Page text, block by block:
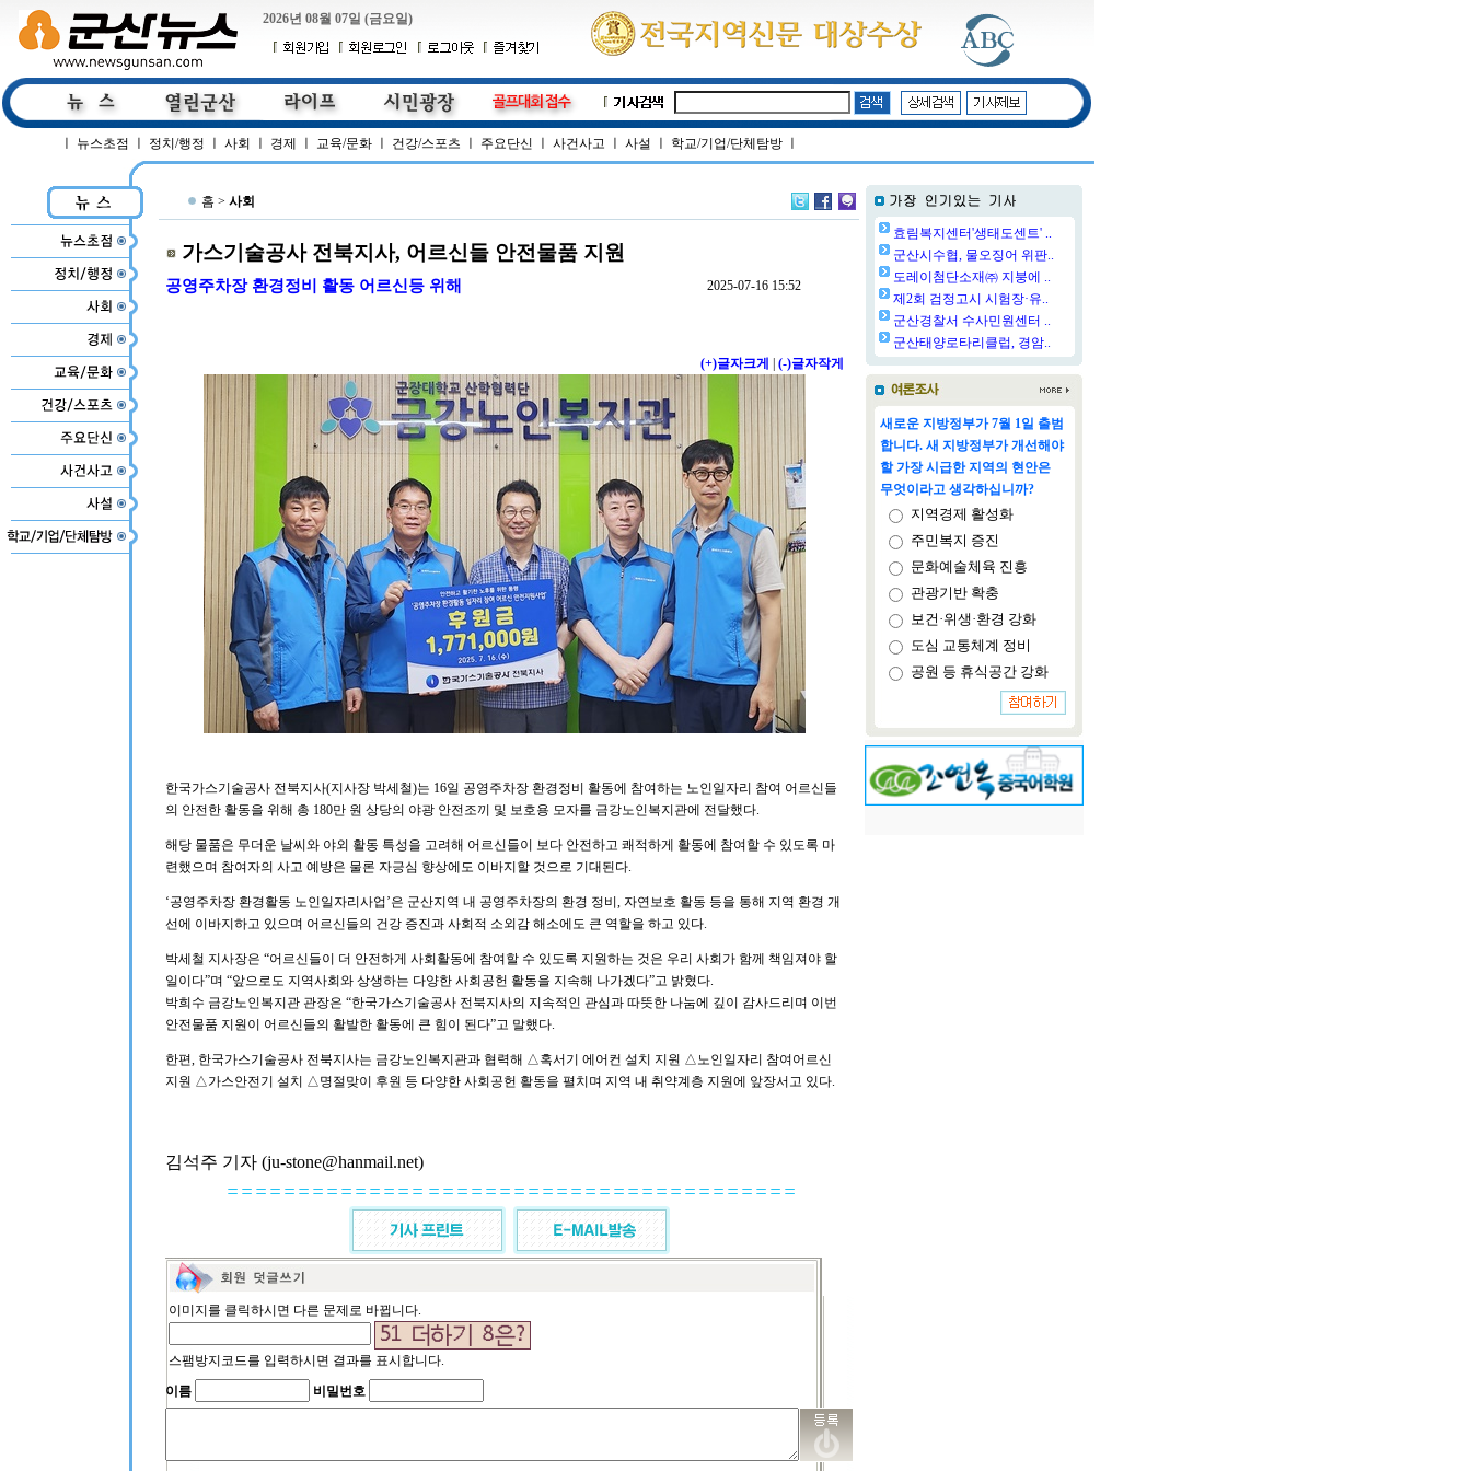
2026년 08월 07일 (금요일)
뉴스초점 정치/행정 사회 경제 교육/문화 건강/스포츠 주요단신 사건사고 사설 학교/기업/단체탐방
홈 > 사회
가스기술공사 전북지사, 어르신들 안전물품 지원
공영주차장 환경정비 활동 어르신등 위해 2025-07-16 15:52
(+)글자크게 (-)글자작게
한국가스기술공사 전북지사(지사장 박세철)는 16일 공영주차장 환경정비 활동에 참여하는 노인일자리 참여 어르신들
의 안전한 활동을 위해 총 180만 원 상당의 야광 안전조끼 및 보호용 모자를 금강노인복지관에 전달했다.
해당 물품은 무더운 날씨와 야외 활동 특성을 고려해 어르신들이 보다 안전하고 쾌적하게 활동에 참여할 수 있도록 마
련했으며 참여자의 사고 예방은 물론 자긍심 향상에도 이바지할 것으로 기대된다.
‘공영주차장 환경활동 노인일자리사업’은 군산지역 내 공영주차장의 환경 정비, 자연보호 활동 등을 통해 지역 환경 개
선에 이바지하고 있으며 어르신들의 건강 증진과 사회적 소외감 해소에도 큰 역할을 하고 있다.
박세철 지사장은 “어르신들이 더 안전하게 사회활동에 참여할 수 있도록 지원하는 것은 우리 사회가 함께 책임져야 할
일이다”며 “앞으로도 지역사회와 상생하는 다양한 사회공헌 활동을 지속해 나가겠다”고 밝혔다.
박희수 금강노인복지관 관장은 “한국가스기술공사 전북지사의 지속적인 관심과 따뜻한 나눔에 깊이 감사드리며 이번
안전물품 지원이 어르신들의 활발한 활동에 큰 힘이 된다”고 말했다.
한편, 한국가스기술공사 전북지사는 금강노인복지관과 협력해 △혹서기 에어컨 설치 지원 △노인일자리 참여어르신
지원 △가스안전기 설치 △명절맞이 후원 등 다양한 사회공헌 활동을 펼치며 지역 내 취약계층 지원에 앞장서고 있다.
김석주 기자 (ju-stone@hanmail.net)
이미지를 클릭하시면 다른 문제로 바뀝니다.
스팸방지코드를 입력하시면 결과를 표시합니다.
이름
비밀번호
효림복지센터'생태도센트' ..
군산시수협, 물오징어 위판..
도레이첨단소재㈜ 지붕에 ..
제2회 검정고시 시험장·유..
군산경찰서 수사민원센터 ..
군산태양로타리클럽, 경암..
새로운 지방정부가 7월 1일 출범
합니다. 새 지방정부가 개선해야
할 가장 시급한 지역의 현안은
무엇이라고 생각하십니까?
지역경제 활성화
주민복지 증진
문화예술체육 진흥
관광기반 확충
보건·위생·환경 강화
도심 교통체계 정비
공원 등 휴식공간 강화